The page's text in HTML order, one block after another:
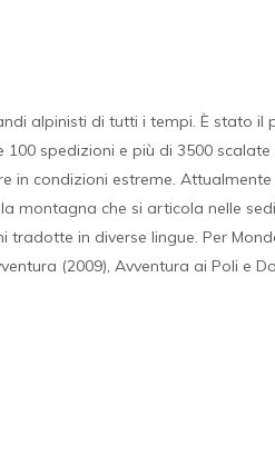
alpinisti di tutti i tempi. È stato il
spedizioni e più di 3500
in condizioni estreme.
montagna che si articola nelle
tradotte in diverse lingue. Per
(2009), Avventura ai Poli e